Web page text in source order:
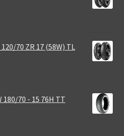
70 ZR 17 (58W) TL
180/70 - 15 76H TT